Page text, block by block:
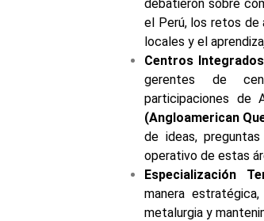
debatieron sobre
el Perú, los retos de
locales y el
Centros
gerentes de
participaciones de
(Angloamerican
de ideas,
operativo de estas
Especialización
manera
metalurgia y